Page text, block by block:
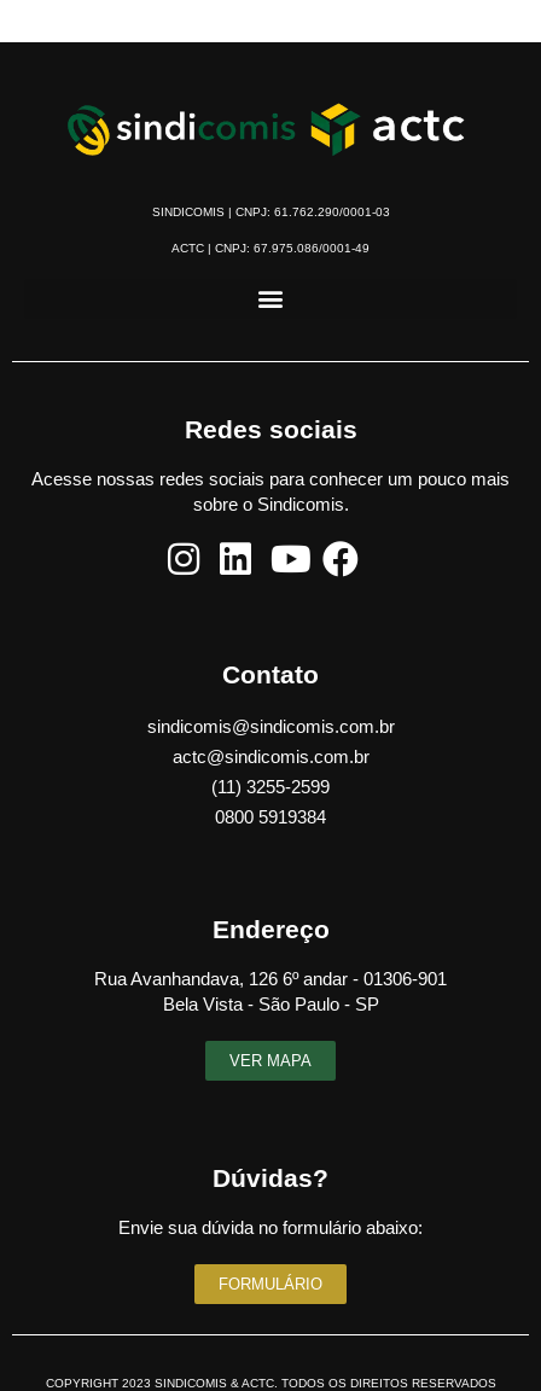
SINDICOMIS | CNPJ: 61.762.290/0001-03
ACTC | CNPJ: 67.975.086/0001-49
Redes sociais
Acesse nossas redes sociais para conhecer um pouco mais
sobre o Sindicomis.
Contato
sindicomis@sindicomis.com.br
actc@sindicomis.com.br
(11) 3255-2599
0800 5919384
Endereço
Rua Avanhandava, 126 6º andar - 01306-901
Bela Vista - São Paulo - SP
VER MAPA
Dúvidas?
Envie sua dúvida no formulário abaixo:
FORMULÁRIO
COPYRIGHT 2023 SINDICOMIS & ACTC. TODOS OS DIREITOS RESERVADOS